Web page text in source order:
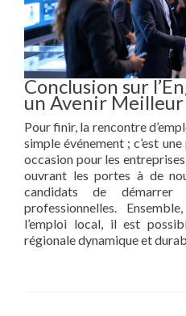
Conclusion sur
un Avenir Meilleur
Pour finir, la rencontre
simple événement ; c’est
occasion pour les
ouvrant les portes à de
candidats de démarrer
professionnelles.
l’emploi local, il est
régionale dynamique et